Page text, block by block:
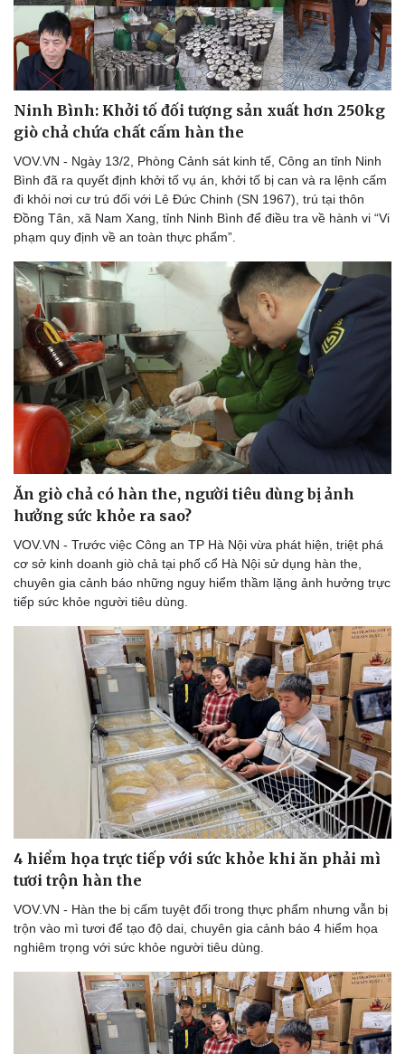
Sức khỏe
Dinh dưỡng - món ngon
Cây thuốc
Làm đẹp - giảm cân
Phòng mạch online
Ăn sạch sống khỏe
Đời sống
Nhà đẹp
Ninh Bình: Khởi tố đối tượng sản xuất hơn 250kg
giò chả chứa chất cấm hàn the
VOV.VN - Ngày 13/2, Phòng Cảnh sát kinh tế, Công an tỉnh Ninh
Bình đã ra quyết định khởi tố vụ án, khởi tố bị can và ra lệnh cấm
đi khỏi nơi cư trú đối với Lê Đức Chinh (SN 1967), trú tại thôn
Đồng Tân, xã Nam Xang, tỉnh Ninh Bình để điều tra về hành vi “Vi
phạm quy định về an toàn thực phẩm”.
Ăn giò chả có hàn the, người tiêu dùng bị ảnh
hưởng sức khỏe ra sao?
VOV.VN - Trước việc Công an TP Hà Nội vừa phát hiện, triệt phá
cơ sở kinh doanh giò chả tại phố cổ Hà Nội sử dụng hàn the,
chuyên gia cảnh báo những nguy hiểm thầm lặng ảnh hưởng trực
tiếp sức khỏe người tiêu dùng.
4 hiểm họa trực tiếp với sức khỏe khi ăn phải mì
tươi trộn hàn the
VOV.VN - Hàn the bị cấm tuyệt đối trong thực phẩm nhưng vẫn bị
trộn vào mì tươi để tạo độ dai, chuyên gia cảnh báo 4 hiểm họa
nghiêm trọng với sức khỏe người tiêu dùng.